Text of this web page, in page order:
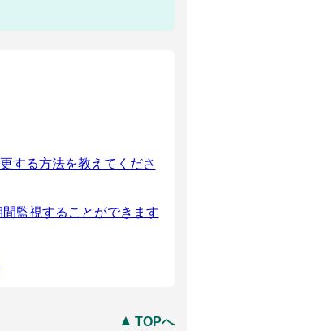
する方法を教えてくださ
監視することができます
TOPへ